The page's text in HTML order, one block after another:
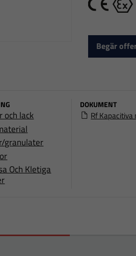
CE Ex
Begär
och lack
granulater
Och Kletiga
DOKUMENT
Rf